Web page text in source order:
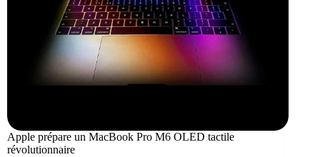
Apple prépare un MacBook Pro M6 OLED tactile
révolutionnaire